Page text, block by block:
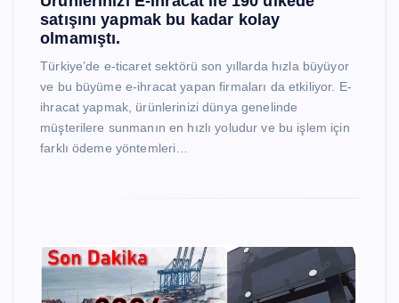
satışını yapmak bu kadar kolay
olmamıştı.
Türkiye’de e-ticaret sektörü son yıllarda hızla büyüyor
ve bu büyüme e-ihracat yapan firmaları da etkiliyor. E-
ihracat yapmak, ürünlerinizi dünya genelinde
müşterilere sunmanın en hızlı yoludur ve bu işlem için
farklı ödeme yöntemleri…